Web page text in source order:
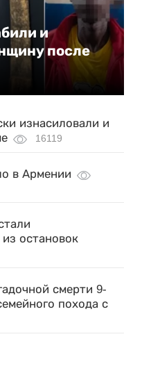
и
после
изнасиловали и
16119
в Армении
остановок
смерти 9-
похода с